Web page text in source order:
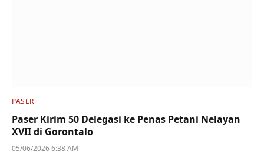
PASER
Paser Kirim 50 Delegasi ke Penas Petani Nelayan
XVII di Gorontalo
05/06/2026 6:38 AM